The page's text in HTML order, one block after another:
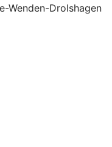
Wenden-Drolshagen